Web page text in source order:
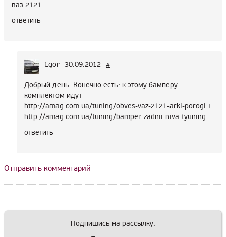
ваз 2121
ответить
Egor 30.09.2012 #
Добрый день. Конечно есть: к этому бамперу
комплектом идут
http://amag.com.ua/tuning/obves-vaz-2121-arki-porogi +
http://amag.com.ua/tuning/bamper-zadnii-niva-tyuning
ответить
Отправить комментарий
Подпишись на рассылку: